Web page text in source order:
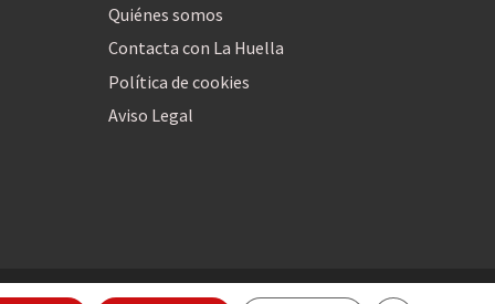
Quiénes somos
Contacta con La Huella
Política de cookies
Aviso Legal